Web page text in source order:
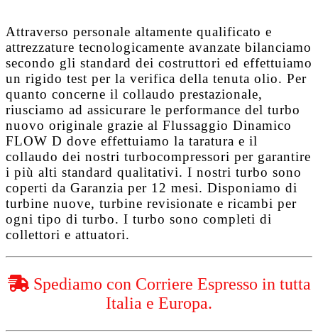
Attraverso personale altamente qualificato e
attrezzature tecnologicamente avanzate bilanciamo
secondo gli standard dei costruttori ed effettuiamo
un rigido test per la verifica della tenuta olio. Per
quanto concerne il collaudo prestazionale,
riusciamo ad assicurare le performance del turbo
nuovo originale grazie al Flussaggio Dinamico
FLOW D dove effettuiamo la taratura e il
collaudo dei nostri turbocompressori per garantire
i più alti standard qualitativi. I nostri turbo sono
coperti da Garanzia per 12 mesi. Disponiamo di
turbine nuove, turbine revisionate e ricambi per
ogni tipo di turbo. I turbo sono completi di
collettori e attuatori.
Spediamo con Corriere Espresso in tutta
Italia e Europa.